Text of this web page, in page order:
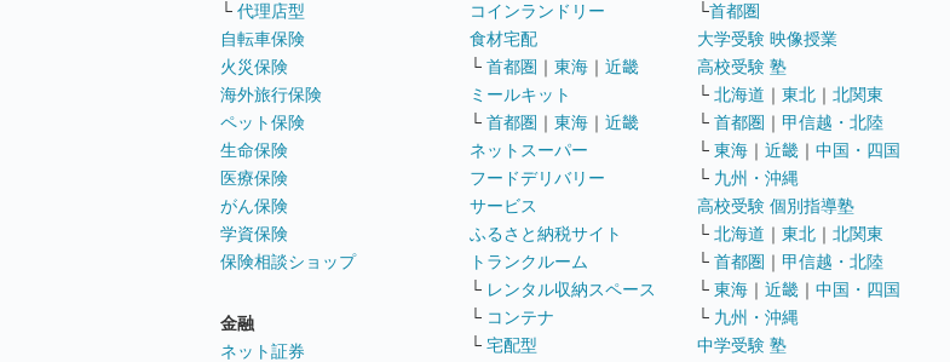
└ 代理店型
自転車保険
火災保険
海外旅行保険
ペット保険
生命保険
医療保険
がん保険
学資保険
保険相談ショップ
金融
ネット証券
コインランドリー
食材宅配
└ 首都圏 ｜ 東海 ｜ 近畿
ミールキット
└ 首都圏 ｜ 東海 ｜ 近畿
ネットスーパー
フードデリバリー
サービス
ふるさと納税サイト
トランクルーム
└ レンタル収納スペース
└ コンテナ
└ 宅配型
└首都圏
大学受験 映像授業
高校受験 塾
└ 北海道 ｜ 東北 ｜ 北関東
└ 首都圏 ｜ 甲信越・北陸
└ 東海 ｜ 近畿 ｜ 中国・四国
└ 九州・沖縄
高校受験 個別指導塾
└ 北海道 ｜ 東北 ｜ 北関東
└ 首都圏 ｜ 甲信越・北陸
└ 東海 ｜ 近畿 ｜ 中国・四国
└ 九州・沖縄
中学受験 塾